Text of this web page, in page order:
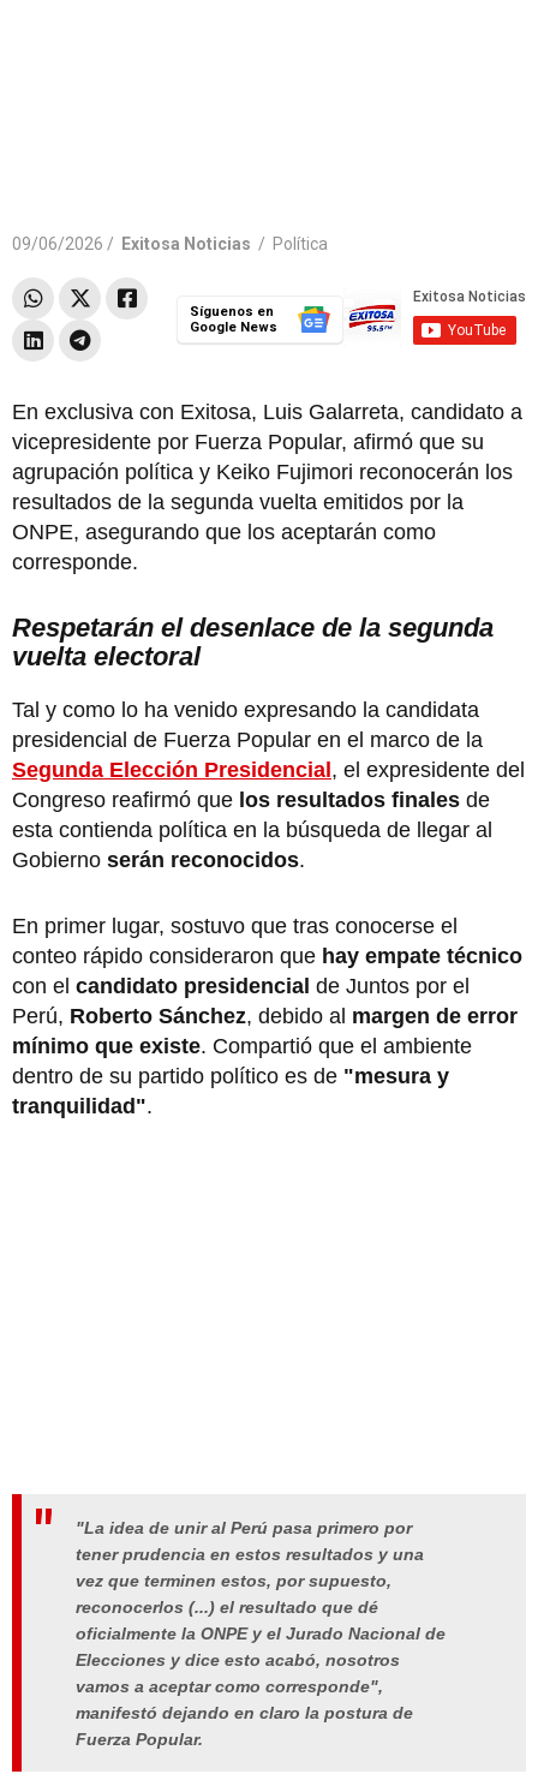
09/06/2026 / Exitosa Noticias / Política
Síguenos en
Google News
En exclusiva con Exitosa, Luis Galarreta, candidato a
vicepresidente por Fuerza Popular, afirmó que su
agrupación política y Keiko Fujimori reconocerán los
resultados de la segunda vuelta emitidos por la
ONPE, asegurando que los aceptarán como
corresponde.
Respetarán el desenlace de la segunda
vuelta electoral
Tal y como lo ha venido expresando la candidata
presidencial de Fuerza Popular en el marco de la
Segunda Elección Presidencial, el expresidente del
Congreso reafirmó que los resultados finales de
esta contienda política en la búsqueda de llegar al
Gobierno serán reconocidos.
En primer lugar, sostuvo que tras conocerse el
conteo rápido consideraron que hay empate técnico
con el candidato presidencial de Juntos por el
Perú, Roberto Sánchez, debido al margen de error
mínimo que existe. Compartió que el ambiente
dentro de su partido político es de "mesura y
tranquilidad".
"La idea de unir al Perú pasa primero por
tener prudencia en estos resultados y una
vez que terminen estos, por supuesto,
reconocerlos (...) el resultado que dé
oficialmente la ONPE y el Jurado Nacional de
Elecciones y dice esto acabó, nosotros
vamos a aceptar como corresponde",
manifestó dejando en claro la postura de
Fuerza Popular.